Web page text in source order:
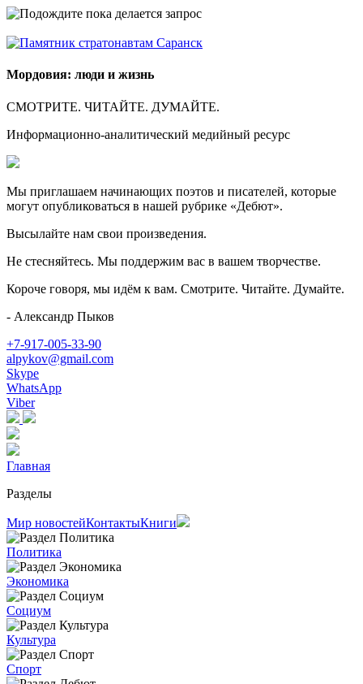
Мордовия: люди и жизнь
СМОТРИТЕ. ЧИТАЙТЕ. ДУМАЙТЕ.
Информационно-аналитический медийный ресурс
Мы приглашаем начинающих поэтов и писателей, которые
могут опубликоваться в нашей рубрике «Дебют».
Высылайте нам свои произведения.
Не стесняйтесь. Мы поддержим вас в вашем творчестве.
Короче говоря, мы идём к вам. Смотрите. Читайте. Думайте.
- Александр Пыков
+7-917-005-33-90
alpykov@gmail.com
Skype
WhatsApp
Viber
Главная
Разделы
Мир новостейКонтактыКниги
Политика
Экономика
Социум
Культура
Спорт